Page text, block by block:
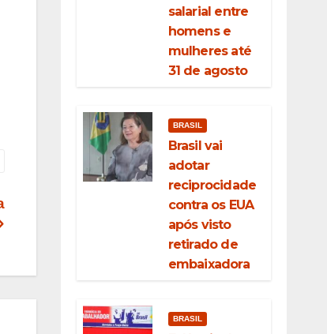
salarial entre
homens e
mulheres até
31 de agosto
BRASIL
Brasil vai
adotar
reciprocidade
contra os EUA
após visto
retirado de
embaixadora
BRASIL